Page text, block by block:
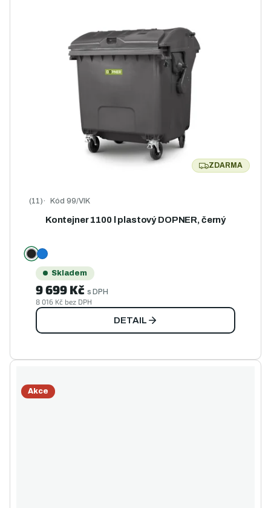
ZDARMA
ZDARMA
Kontejner 1100 l plastový DOPNER, černý
Průměrné hodnocení produktu je 5,0 z 5 hvězdiček.
Kód 99/VIK
Skladem
8 016 Kč bez DPH
9 699 Kč s DPH
DETAIL
Akce